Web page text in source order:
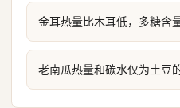
金耳热量比木耳低，多糖含
老南瓜热量和碳水仅为土豆